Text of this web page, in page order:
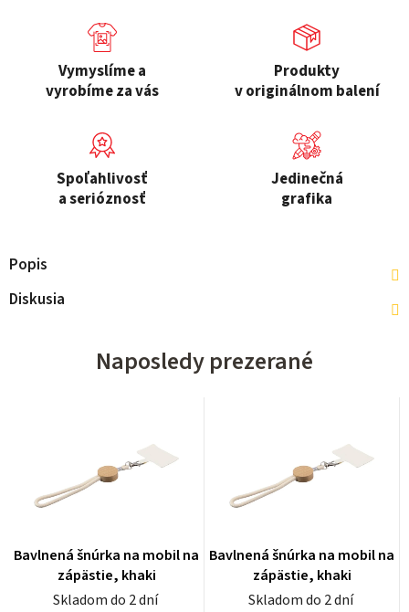
Vymyslíme a
vyrobíme za vás
Produkty
v originálnom balení
Spoľahlivosť
a serióznosť
Jedinečná
grafika
Popis
Diskusia
Naposledy prezerané
Bavlnená šnúrka na mobil na
zápästie, khaki
Skladom do 2 dní
Bavlnená šnúrka na mobil na
zápästie, khaki
Skladom do 2 dní